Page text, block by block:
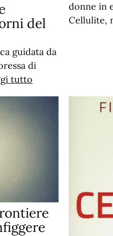
del
guidata da
di
tutto
donne in
Cellulite,